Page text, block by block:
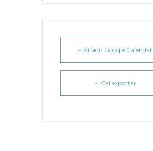
+ Añadir Google Calendar
+ iCal exportar